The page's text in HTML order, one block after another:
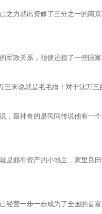
之力就出资修了三分之一的南
军政关系，顺便还揽了一些国家
三来说就是毛毛雨！对于沈万
，最神奇的是民间传说他有一
是颇有资产的小地主，家里良
经营一步一步成为了全国的首